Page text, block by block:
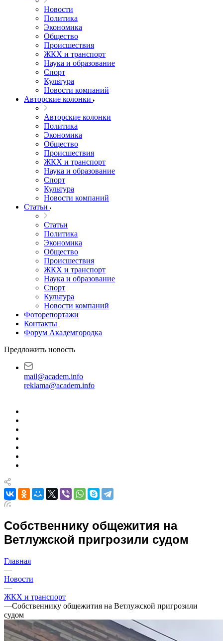
Новости
Политика
Экономика
Общество
Происшествия
ЖКХ и транспорт
Наука и образование
Спорт
Культура
Новости компаний
Авторские колонки
Авторские колонки
Политика
Экономика
Общество
Происшествия
ЖКХ и транспорт
Наука и образование
Спорт
Культура
Новости компаний
Статьи
Статьи
Политика
Экономика
Общество
Происшествия
ЖКХ и транспорт
Наука и образование
Спорт
Культура
Новости компаний
Фоторепортажи
Контакты
Форум Академгородка
Предложить новость
mail@academ.info
reklama@academ.info
Собственнику общежития на
Ветлужской пригрозили судом
Главная
—
Новости
—
ЖКХ и транспорт
—Собственнику общежития на Ветлужской пригрозили
судом